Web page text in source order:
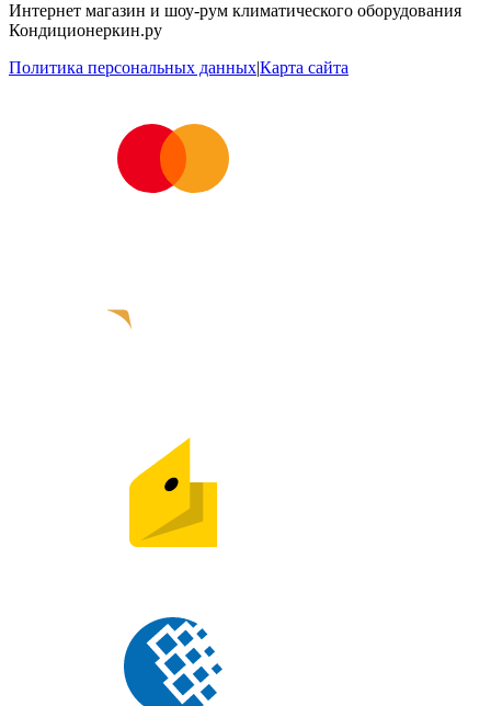
Интернет магазин и шоу-рум климатического оборудования
Кондиционеркин.ру
Политика персональных данных|Карта сайта